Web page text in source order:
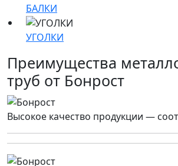
БАЛКИ
УГОЛКИ
Преимущества
труб от Бонрост
Высокое качество продукции —